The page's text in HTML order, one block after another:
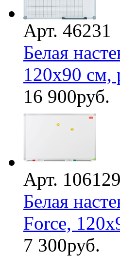
Арт. 46231
Белая
120х90 см,
16 900руб.
Арт.
Белая
Force,
7 300руб.